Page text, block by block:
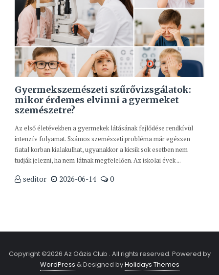
Gyermekszemészeti szűrővizsgálatok:
mikor érdemes elvinni a gyermeket
szemészetre?
Az első életévekben a gyermekek látásának fejlődése rendkívül
intenzív folyamat. Számos szemészeti probléma már egészen
fiatal korban kialakulhat, ugyanakkor a kicsik sok esetben nem
tudják jelezni, ha nem látnak megfelelően. Az iskolai évek ...
seditor 2026-06-14 0
Copyright ©2026 Az Oázis Club . All rights reserved. Powered by
WordPress &Designed byHolidays Themes